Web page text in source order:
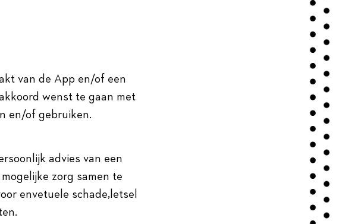
van de App en/of een
wenst te gaan met
en/of gebruiken.
advies van een
zorg samen te
envetuele schade,letsel